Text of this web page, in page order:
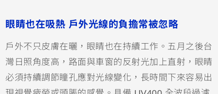
眼睛也在吸熱 戶外光線的負擔常被忽略
戶外不只皮膚在曬，眼睛也在持續工作。五月之後台
灣日照角度高，路面與車窗的反射光加上直射，眼睛
必須持續調節瞳孔應對光線變化，長時間下來容易出